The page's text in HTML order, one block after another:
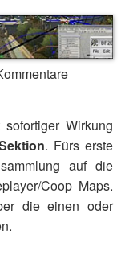
Wirkung
. Fürs erste
auf die
Coop Maps.
die einen oder